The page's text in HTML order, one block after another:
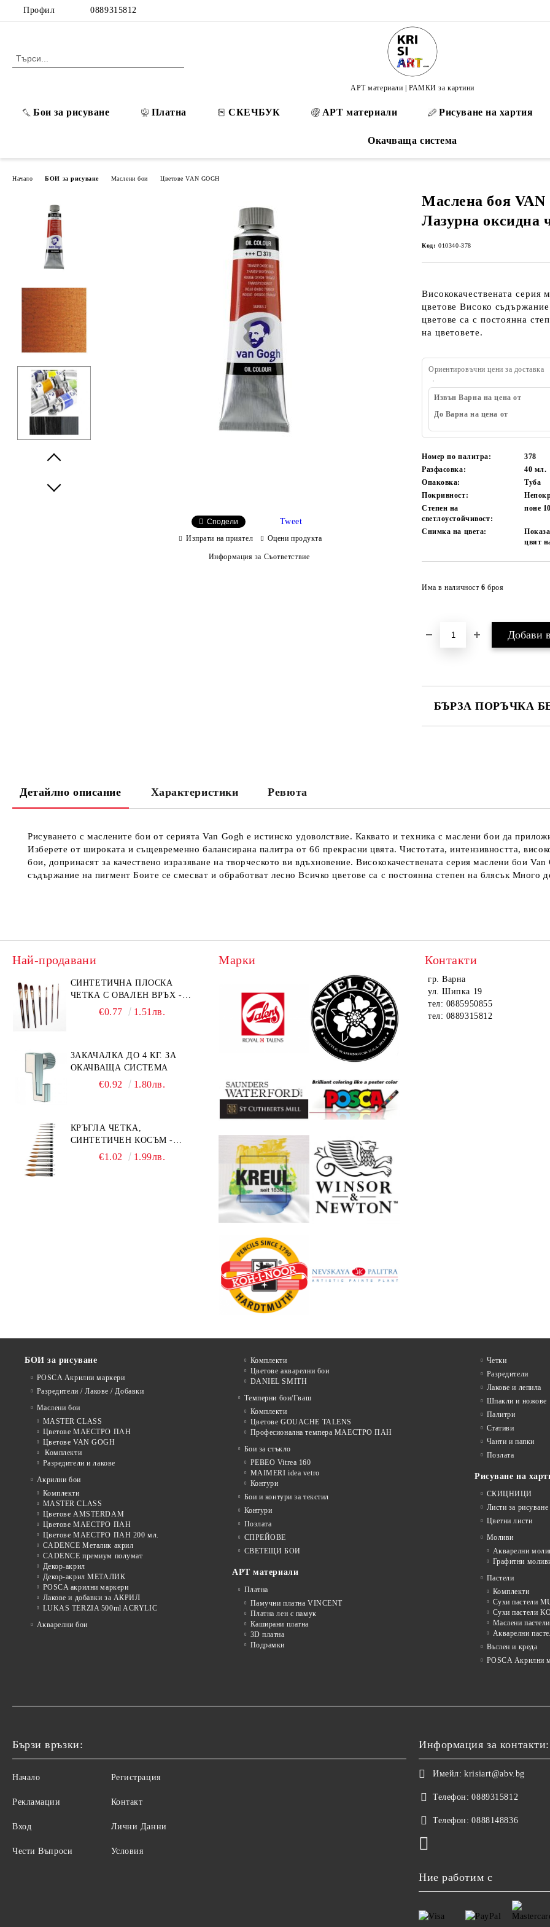
Профил 0889315812
АРТ материали | РАМКИ за картини
Бои за рисуване Платна СКЕЧБУК АРТ материали Рисуване на хартия
Окачваща система
Начало БОИ за рисуване Маслени бои Цветове VAN GOGH
Маслена боя
Лазурна оксидна
Код: 010340-378
Висококачествената серия
цветове Високо
цветове са с постоянна
на цветовете.
Ориентировъчни цени за доставка
Извън Варна на цена от
До Варна на цена от
Номер по палитра:
378
Разфасовка:
40 мл.
Опаковка:
Туба
Покривност:
Степен на
светлоустойчивост:
поне
Снимка на цвета:
цвят
Има в наличност 6 броя
БЪРЗА ПОРЪЧКА
Сподели Tweet
Изпрати на приятел Оцени продукта
Информация за Съответствие
Детайлно описание Характеристики Ревюта
Рисуването с маслените бои от серията Van Gogh е истинско удоволствие. Каквато и техника с маслени бои да
Изберете от широката и същевременно балансирана палитра от 66 прекрасни цвята. Чистотата, интензивността,
бои, допринасят за качествено изразяване на творческото ви вдъхновение. Висококачествената серия маслени бои
съдържание на пигмент Боите се смесват и обработват лесно Всичко цветове са с постоянна степен на блясък Много
Най-продавани
СИНТЕТИЧНА ПЛОСКА
ЧЕТКА С ОВАЛЕН ВРЪХ -
GIOCONDA 273 - №1/8
€0.77 1.51лв.
ЗАКАЧАЛКА ДО 4 КГ. ЗА
ОКАЧВАЩА СИСТЕМА
€0.92 1.80лв.
КРЪГЛА ЧЕТКА,
СИНТЕТИЧЕН КОСЪМ -
MILLENIUM 211 - №0
€1.02 1.99лв.
Марки Контакти
гр. Варна
ул. Шипка 19
тел: 0885950855
тел: 0889315812
БОИ за рисуване
POSCA Акрилни маркери
Разредители / Лакове / Добавки
Маслени бои
MASTER CLASS
Цветове МАЕСТРО ПАН
Цветове VAN GOGH
Комплекти
Разредители и лакове
Акрилни бои
Комплекти
MASTER CLASS
Цветове AMSTERDAM
Цветове МАЕСТРО ПАН
Цветове МАЕСТРО ПАН 200 мл.
CADENCE Металик акрил
CADENCE премиум полумат
Декор-акрил
Декор-акрил МЕТАЛИК
POSCA акрилни маркери
Лакове и добавки за АКРИЛ
LUKAS TERZIA 500ml ACRYLIC
Акварелни бои
Комплекти
Цветове акварелни бои
DANIEL SMITH
Темперни бои/Гваш
Комплекти
Цветове GOUACHE TALENS
Професионална темпера МАЕСТРО ПАН
Бои за стъкло
PEBEO Vitrea 160
MAIMERI idea vetro
Контури
Бои и контури за текстил
Контури
Позлата
СПРЕЙОВЕ
СВЕТЕЩИ БОИ
АРТ материали
Платна
Памучни платна VINCENT
Платна лен с памук
Каширани платна
3D платна
Подрамки
Четки
Разредители
Лакове и лепила
Шпакли и ножове
Палитри
Стативи
Чанти и папки
Позлата
Рисуване на
СКИЦНИЦИ
Листи за рисуване
Цветни листи
Моливи
Акварелни
Графитни
Пастели
Комплекти
Сухи пастели
Сухи пастели
Маслени пастели
Акварелни
Въглен и креда
POSCA Акрилни
Бързи връзки:
Начало
Рекламации
Вход
Чести Въпроси
Регистрация
Контакт
Лични Данни
Условия
Информация за контакти:
Имейл: krisiart@abv.bg
Телефон: 0889315812
Телефон: 0888148836
Ние работим с